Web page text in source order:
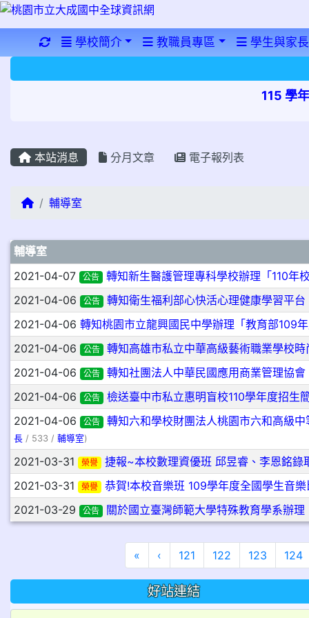
重新取得佈景設定
學校簡介 教職員專區 學生與家
115 學
本站消息 分月文章 電子報列表
回首頁輔導室
文章列表
輔導室
2021-04-07 公告
轉知新生醫護管理專科學校辦理「110年
2021-04-06
公告
轉知衛生福利部心快活心理健康學習平
2021-04-06 轉知桃園市立龍興國民中學辦理「教育部109
2021-04-06
公告
轉知高雄市私立中華高級藝術職業學校
2021-04-06
公告
轉知社團法人中華民國應用商業管理協
2021-04-06
公告
檢送臺中市私立惠明盲校110學年度招生
2021-04-06
公告 轉知六和學校財團法人桃園市六和高級
長 / 533 / 輔導室)
2021-03-31 榮譽
捷報~本校數理資優班 邱昱睿、李恩銘錄
2021-03-31
榮譽
恭賀!本校音樂班 109學年度全國學生音
2021-03-29
公告 關於國立臺灣師範大學特殊教育學系辦
« 第一頁
‹上一頁
121 122 123 124
好站連結